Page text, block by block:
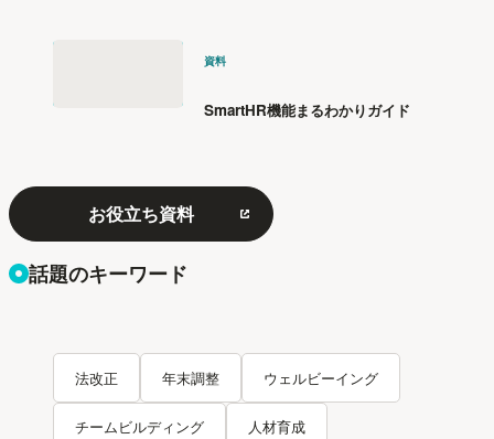
資料
SmartHR機能まるわかりガイド
お役立ち資料
話題のキーワード
法改正 年末調整 ウェルビーイング
チームビルディング 人材育成